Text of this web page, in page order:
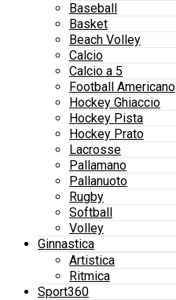
Baseball
Basket
Beach Volley
Calcio
Calcio a 5
Football Americano
Hockey Ghiaccio
Hockey Pista
Hockey Prato
Lacrosse
Pallamano
Pallanuoto
Rugby
Softball
Volley
Ginnastica
Artistica
Ritmica
Sport360